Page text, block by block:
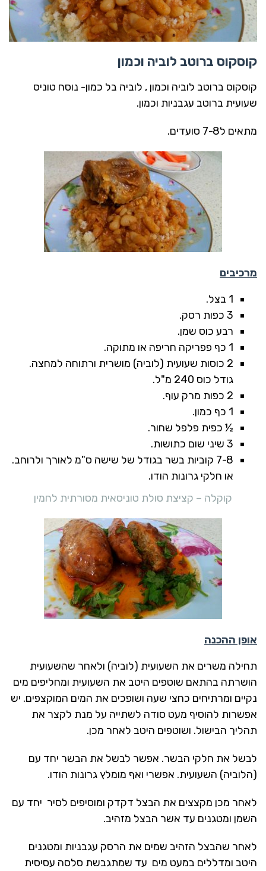
קוסקוס ברוטב לוביה וכמון
קוסקוס ברוטב לוביה וכמון , לוביה בל כמון- נוסח טוניס
שעועית ברוטב עגבניות וכמון.
מתאים ל7-8 סועדים.
מרכיבים
1 בצל.
3 כפות רסק.
רבע כוס שמן.
1 כף פפריקה חריפה או מתוקה.
2 כוסות שעועית (לוביה) מושרית ורתוחה למחצה.
גודל כוס 240 מ"ל.
2 כפות מרק עוף.
1 כף כמון.
½ כפית פלפל שחור.
3 שיני שום כתושות.
7-8 קוביות בשר בגודל של שישה ס"מ לאורך ולרוחב.
או חלקי גרונות הודו.
קוקלה – קציצת סולת טוניסאית מסורתית לחמין
אופן ההכנה
תחילה משרים את השעועית (לוביה) ולאחר שהשעועית
הושרתה בהתאם שוטפים היטב את השעועית ומחליפים מים
נקיים ומרתיחים כחצי שעה ושופכים את המים המוקצפים. יש
אפשרות להוסיף מעט סודה לשתייה על מנת לקצר את
תהליך הבישול. ושוטפים היטב לאחר מכן.
לבשל את חלקי הבשר. אפשר לבשל את הבשר יחד עם
(הלוביה) השעועית. אפשרי ואף מומלץ גרונות הודו.
לאחר מכן מקצצים את הבצל דקדק ומוסיפים לסיר יחד עם
השמן ומטגנים עד אשר הבצל מזהיב.
לאחר שהבצל הזהיב שמים את הרסק עגבניות ומטגנים
היטב ומדללים במעט מים עד שמתגבשת סלסה עסיסית